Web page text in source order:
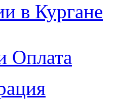
в Кургане
Оплата